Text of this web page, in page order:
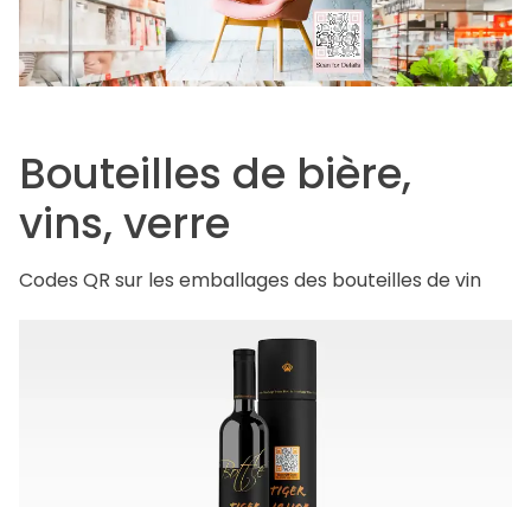
Bouteilles de bière,
vins, verre
Codes QR sur les emballages des bouteilles de vin